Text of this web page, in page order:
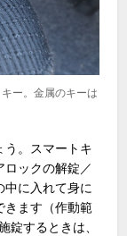
ー。金属のキーは
う。スマートキ
ロックの解錠／
中に入れて身に
きます（作動範
錠するときは、